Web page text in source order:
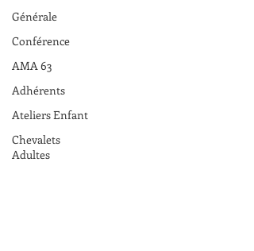
Générale
Conférence
AMA 63
Adhérents
Ateliers Enfant
Chevalets
Adultes